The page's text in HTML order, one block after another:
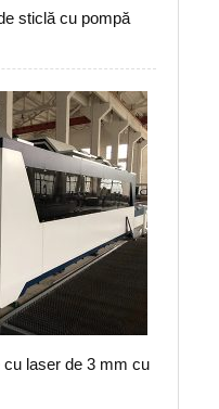
sticlă cu pompă
cu laser de 3 mm cu